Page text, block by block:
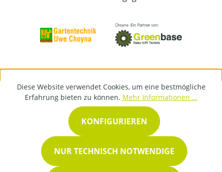
Diese Website verwendet Cookies, um eine bestmögliche
Erfahrung bieten zu können. Mehr Informationen ...
NUR TECHNISCH NOTWENDIGE
KONFIGURIEREN